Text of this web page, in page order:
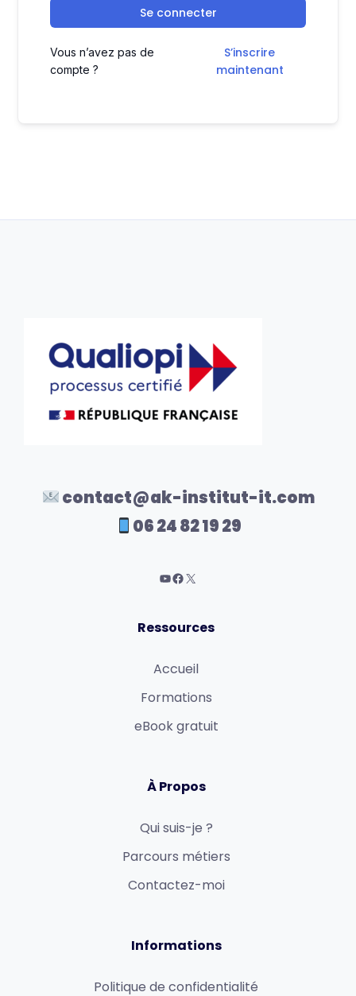
Se connecter
Vous n’avez pas de
compte ?
S’inscrire
maintenant
contact@ak-institut-it.com
06 24 82 19 29
Ressources
Accueil
Formations
eBook gratuit
À Propos
Qui suis-je ?
Parcours métiers
Contactez-moi
Informations
Politique de confidentialité